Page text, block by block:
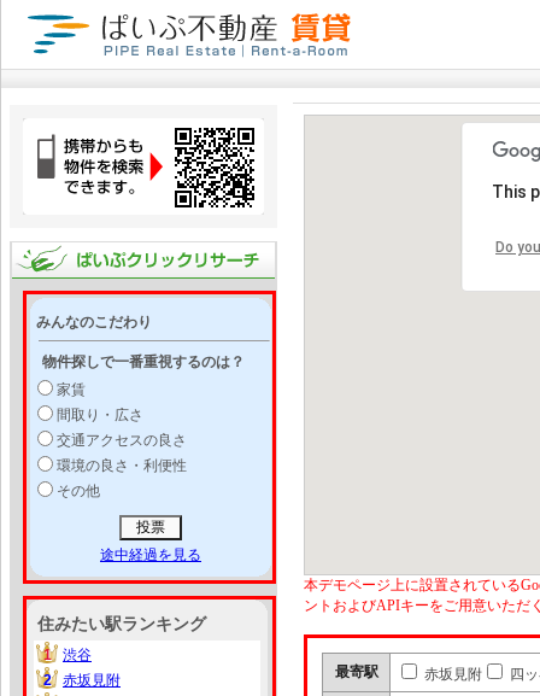
みんなのこだわり
物件探しで一番重視するのは？
家賃
間取り・広さ
交通アクセスの良さ
環境の良さ・利便性
その他
途中経過を見る
住みたい駅ランキング
1
1
渋谷
2
2
赤坂見附
This
Do
本デモページ上に設置されている
ントおよびAPIキーをご用意いただ
最寄駅 赤坂見附 四